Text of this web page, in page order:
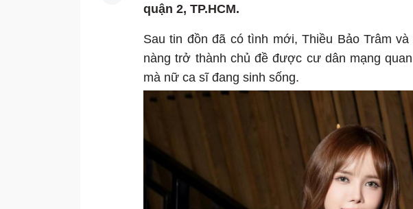
quận 2, TP.HCM.
Sau tin đồn đã có tình mới, Thiều Bảo Trâm
nàng trở thành chủ đề được cư dân mạng
mà nữ ca sĩ đang sinh sống.